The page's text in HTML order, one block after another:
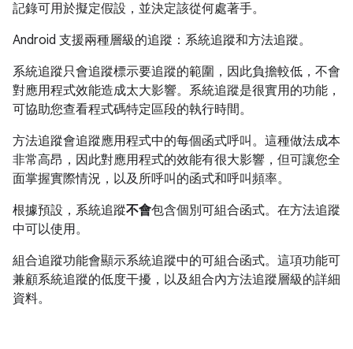
記錄可用於擬定假設，並決定該從何處著手。
Android 支援兩種層級的追蹤：系統追蹤和方法追蹤。
系統追蹤只會追蹤標示要追蹤的範圍，因此負擔較低，不會
對應用程式效能造成太大影響。系統追蹤是很實用的功能，
可協助您查看程式碼特定區段的執行時間。
方法追蹤會追蹤應用程式中的每個函式呼叫。這種做法成本
非常高昂，因此對應用程式的效能有很大影響，但可讓您全
面掌握實際情況，以及所呼叫的函式和呼叫頻率。
根據預設，系統追蹤不會包含個別可組合函式。在方法追蹤
中可以使用。
組合追蹤功能會顯示系統追蹤中的可組合函式。這項功能可
兼顧系統追蹤的低度干擾，以及組合內方法追蹤層級的詳細
資料。